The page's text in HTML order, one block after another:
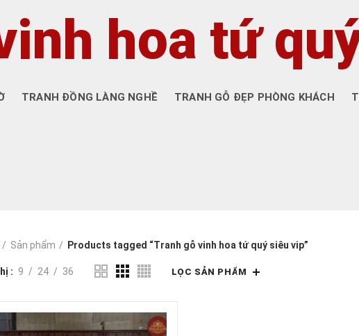
hoa tứ
TRANH ĐỒNG LÀNG NGHỀ TRANH GỖ ĐẸP PHÒNG KHÁCH
Sản phẩm Products tagged “Tranh gỗ vinh hoa tứ quý siêu vip”
9 24 36 LỌC SẢN PHẨM